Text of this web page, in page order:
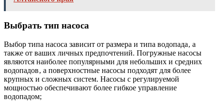
Выбрать тип насоса
Выбор типа насоса зависит от размера и типа водопада‚ а
также от ваших личных предпочтений. Погружные насосы
являются наиболее популярными для небольших и средних
водопадов‚ а поверхностные насосы подходят для более
крупных и сложных систем. Насосы с регулируемой
мощностью обеспечивают более гибкое управление
водопадом;